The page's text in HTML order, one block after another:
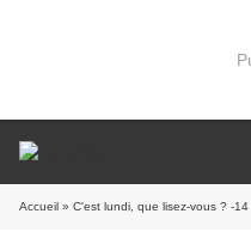
Accueil » C'est lundi, que lisez-vous ? -